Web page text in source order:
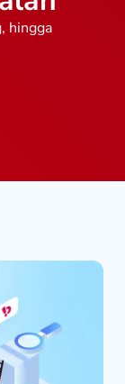
hingga